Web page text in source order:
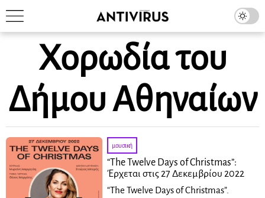
Χορωδία του
Δήμου Αθηναίων
μουσική
“The Twelve Days of Christmas”:
Έρχεται στις 27 Δεκεμβρίου 2022
“The Twelve Days of Christmas”.